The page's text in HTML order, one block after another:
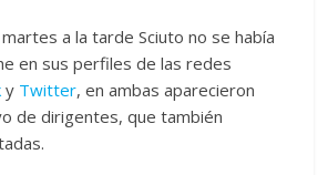
a la tarde Sciuto no se había
en sus perfiles de las redes
y Twitter, en ambas aparecieron
de dirigentes, que también